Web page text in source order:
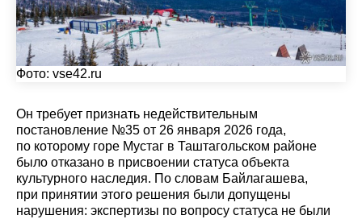
Фото: vse42.ru
Он требует признать недействительным
постановление №35 от 26 января 2026 года,
по которому горе Мустаг в Таштагольском районе
было отказано в присвоении статуса объекта
культурного наследия. По словам Байлагашева,
при принятии этого решения были допущены
нарушения: экспертизы по вопросу статуса не были